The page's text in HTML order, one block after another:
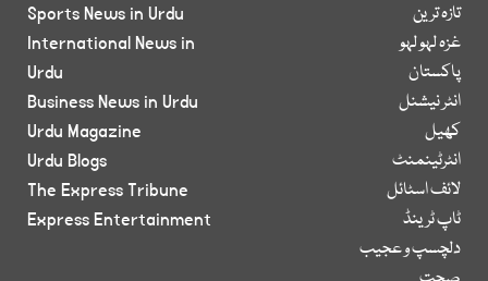
تازہ ترین
غزہ لہو لہو
پاکستان
انٹر نیشنل
کھیل
انٹرٹینمنٹ
لائف اسٹائل
ٹاپ ٹرینڈ
دلچسپ و عجیب
Sports News in Urdu
International News in
Urdu
Business News in Urdu
Urdu Magazine
Urdu Blogs
The Express Tribune
Express Entertainment